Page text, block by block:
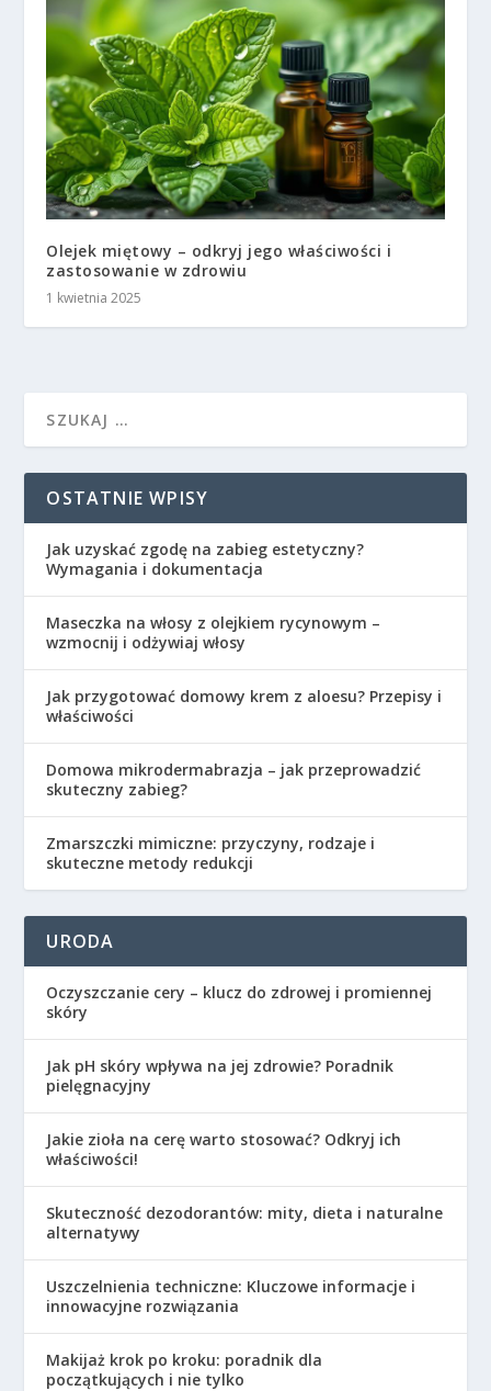
Olejek miętowy – odkryj jego właściwości i
zastosowanie w zdrowiu
1 kwietnia 2025
OSTATNIE WPISY
Jak uzyskać zgodę na zabieg estetyczny?
Wymagania i dokumentacja
Maseczka na włosy z olejkiem rycynowym –
wzmocnij i odżywiaj włosy
Jak przygotować domowy krem z aloesu? Przepisy i
właściwości
Domowa mikrodermabrazja – jak przeprowadzić
skuteczny zabieg?
Zmarszczki mimiczne: przyczyny, rodzaje i
skuteczne metody redukcji
URODA
Oczyszczanie cery – klucz do zdrowej i promiennej
skóry
Jak pH skóry wpływa na jej zdrowie? Poradnik
pielęgnacyjny
Jakie zioła na cerę warto stosować? Odkryj ich
właściwości!
Skuteczność dezodorantów: mity, dieta i naturalne
alternatywy
Uszczelnienia techniczne: Kluczowe informacje i
innowacyjne rozwiązania
Makijaż krok po kroku: poradnik dla
początkujących i nie tylko